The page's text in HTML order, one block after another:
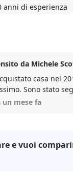
anni di esperienza
da Michele
casa nel
Sono stato
l'eccellente
un mese fa
e vuoi